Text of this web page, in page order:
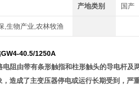
产地类别 国产
,生物产业,农林牧渔
40.5/1250A
阻由带有条形触指和柱形触头的导电杆
造成了主变压器停电或运行长期受到，